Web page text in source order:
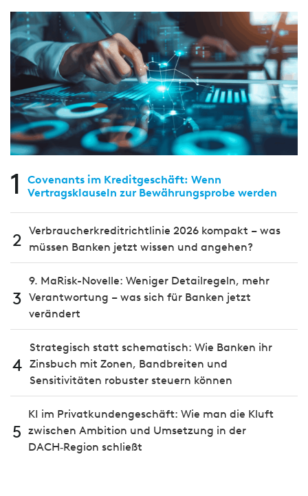
1
Covenants im Kreditgeschäft: Wenn
Vertragsklauseln zur Bewährungsprobe werden
2 Verbraucherkreditrichtlinie 2026 kompakt – was
müssen Banken jetzt wissen und angehen?
3
9. MaRisk-Novelle: Weniger Detailregeln, mehr
Verantwortung – was sich für Banken jetzt
verändert
4
Strategisch statt schematisch: Wie Banken ihr
Zinsbuch mit Zonen, Bandbreiten und
Sensitivitäten robuster steuern können
5
KI im Privatkundengeschäft: Wie man die Kluft
zwischen Ambition und Umsetzung in der
DACH‑Region schließt